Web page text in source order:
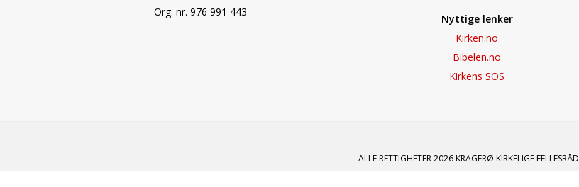
Org. nr. 976 991 443
Nyttige lenker
Kirken.no
Bibelen.no
Kirkens SOS
ALLE RETTIGHETER 2026 KRAGERØ KIRKELIGE FELLESRÅD